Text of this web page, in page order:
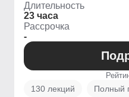
Длительность
23 часа
Рассрочка
-
130 лекций Полный